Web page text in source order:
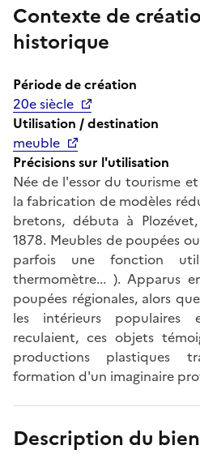
Contexte de
historique
Période de création
20e siècle
Utilisation / destination
meuble
Précisions sur l'utilisation
Née de l'essor du tourisme
la fabrication de modèles
bretons, débuta à
1878. Meubles de poupées
parfois une fonction
thermomètre... ). Apparus
poupées régionales, alors
les intérieurs
reculaient, ces objets
productions plastiques
formation d'un imaginaire
Description du